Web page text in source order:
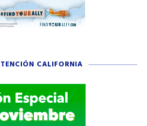
CALIFORNIA